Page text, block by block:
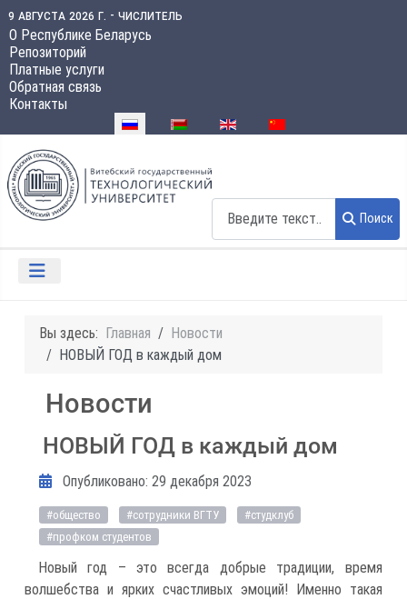
9 августа 2026 г. - числитель
О Республике Беларусь
Репозиторий
Платные услуги
Обратная связь
Контакты
Выберите язык
Поиск
Вы здесь: Главная
Новости
НОВЫЙ ГОД в каждый дом
Новости
НОВЫЙ ГОД в каждый дом
Информация о материале
Опубликовано: 29 декабря 2023
#общество #сотрудники ВГТУ
#студклуб
#профком студентов
Новый год – это всегда добрые традиции, время
волшебства и ярких счастливых эмоций! Именно такая